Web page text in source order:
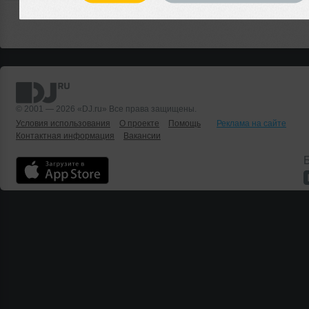
© 2001 — 2026 «DJ.ru» Все права защищены.
Условия использования
О проекте Помощь
Реклама на сайте
Контактная информация
Вакансии